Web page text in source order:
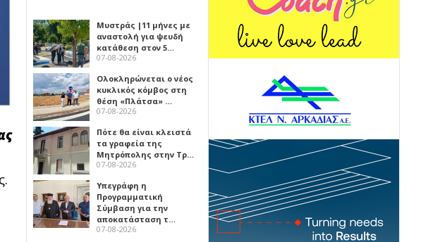
Μυστράς |11 μήνες με
αναστολή για ψευδή
κατάθεση στον 5…
07-08-2026
Ολοκληρώνεται ο νέος
κυκλικός κόμβος στη
θέση «Πλάτσα» …
07-08-2026
Πότε θα είναι κλειστά
τα γραφεία της
Μητρόπολης στην Τρ…
07-08-2026
Υπεγράφη η
Προγραμματική
Σύμβαση για την
αποκατάσταση τ…
07-08-2026